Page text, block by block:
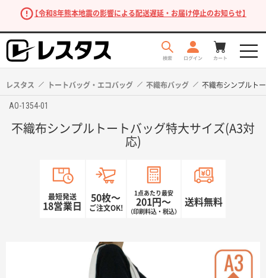
【令和8年熊本地震の影響による配送遅延・お届け停止のお知らせ】
商品を探す
レスタス トートバッグ・エコバッグ 不織布バッグ 不織布シンプルト
AO-1354-01
不織布シンプルトートバッグ特大サイズ(A3対
応)
最短発送
18営業日
50枚〜
ご注文OK!
1点あたり最安
201円〜
（印刷料込・税込）
送料無料